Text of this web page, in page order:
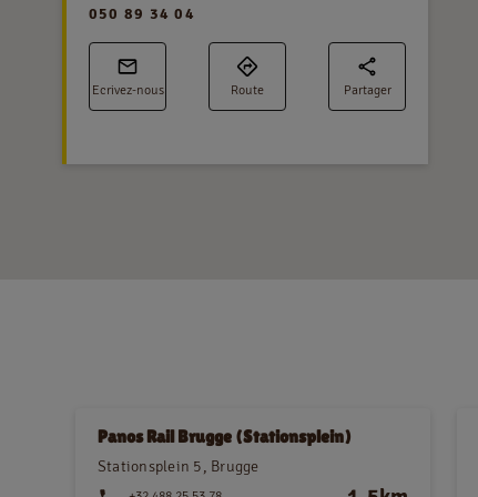
050 89 34 04
Ecrivez-nous Route Partager
Panos Rail Brugge (Stationsplein)
Stationsplein 5, Brugge